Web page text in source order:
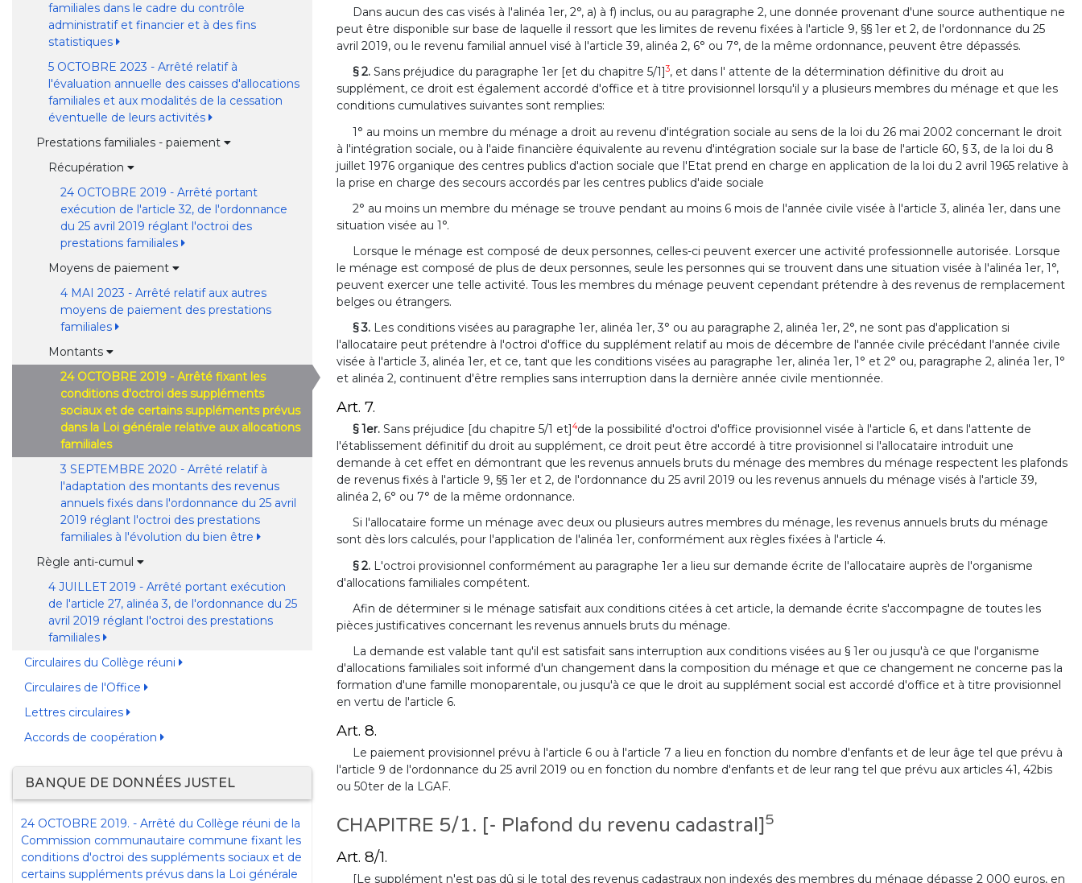
familiales dans le cadre du contrôle
administratif et financier et à des fins
statistiques
5 OCTOBRE 2023 - Arrêté relatif à
l'évaluation annuelle des caisses d'allocations
familiales et aux modalités de la cessation
éventuelle de leurs activités
Prestations familiales - paiement
Récupération
24 OCTOBRE 2019 - Arrêté portant
exécution de l'article 32, de l'ordonnance
du 25 avril 2019 réglant l'octroi des
prestations familiales
Moyens de paiement
4 MAI 2023 - Arrêté relatif aux autres
moyens de paiement des prestations
familiales
Montants
24 OCTOBRE 2019 - Arrêté fixant les
conditions d'octroi des suppléments
sociaux et de certains suppléments prévus
dans la Loi générale relative aux allocations
familiales
3 SEPTEMBRE 2020 - Arrêté relatif à
l'adaptation des montants des revenus
annuels fixés dans l'ordonnance du 25 avril
2019 réglant l'octroi des prestations
familiales à l'évolution du bien être
Règle anti-cumul
4 JUILLET 2019 - Arrêté portant exécution
de l'article 27, alinéa 3, de l'ordonnance du 25
avril 2019 réglant l'octroi des prestations
familiales
Circulaires du Collège réuni
Circulaires de l'Office
Lettres circulaires
Accords de coopération
BANQUE DE DONNÉES JUSTEL
24 OCTOBRE 2019. - Arrêté du Collège réuni de la
Commission communautaire commune fixant les
conditions d'octroi des suppléments sociaux et de
certains suppléments prévus dans la Loi générale
Dans aucun des cas visés à l'alinéa 1er, 2°, a) à f) inclus, ou au paragraphe 2, une donnée provenant d'une source authentique ne
peut être disponible sur base de laquelle il ressort que les limites de revenu fixées à l'article 9, §§ 1er et 2, de l'ordonnance du 25
avril 2019, ou le revenu familial annuel visé à l'article 39, alinéa 2, 6° ou 7°, de la même ordonnance, peuvent être dépassés.
§ 2. Sans préjudice du paragraphe 1er [et du chapitre 5/1]3, et dans l' attente de la détermination définitive du droit au
supplément, ce droit est également accordé d'office et à titre provisionnel lorsqu'il y a plusieurs membres du ménage et que les
conditions cumulatives suivantes sont remplies:
1° au moins un membre du ménage a droit au revenu d'intégration sociale au sens de la loi du 26 mai 2002 concernant le droit
à l'intégration sociale, ou à l'aide financière équivalente au revenu d'intégration sociale sur la base de l'article 60, § 3, de la loi du 8
juillet 1976 organique des centres publics d'action sociale que l'Etat prend en charge en application de la loi du 2 avril 1965 relative à
la prise en charge des secours accordés par les centres publics d'aide sociale
2° au moins un membre du ménage se trouve pendant au moins 6 mois de l'année civile visée à l'article 3, alinéa 1er, dans une
situation visée au 1°.
Lorsque le ménage est composé de deux personnes, celles-ci peuvent exercer une activité professionnelle autorisée. Lorsque
le ménage est composé de plus de deux personnes, seule les personnes qui se trouvent dans une situation visée à l'alinéa 1er, 1°,
peuvent exercer une telle activité. Tous les membres du ménage peuvent cependant prétendre à des revenus de remplacement
belges ou étrangers.
§ 3. Les conditions visées au paragraphe 1er, alinéa 1er, 3° ou au paragraphe 2, alinéa 1er, 2°, ne sont pas d'application si
l'allocataire peut prétendre à l'octroi d'office du supplément relatif au mois de décembre de l'année civile précédant l'année civile
visée à l'article 3, alinéa 1er, et ce, tant que les conditions visées au paragraphe 1er, alinéa 1er, 1° et 2° ou, paragraphe 2, alinéa 1er, 1°
et alinéa 2, continuent d'être remplies sans interruption dans la dernière année civile mentionnée.
Art. 7.
§ 1er. Sans préjudice [du chapitre 5/1 et]4de la possibilité d'octroi d'office provisionnel visée à l'article 6, et dans l'attente de
l'établissement définitif du droit au supplément, ce droit peut être accordé à titre provisionnel si l'allocataire introduit une
demande à cet effet en démontrant que les revenus annuels bruts du ménage des membres du ménage respectent les plafonds
de revenus fixés à l'article 9, §§ 1er et 2, de l'ordonnance du 25 avril 2019 ou les revenus annuels du ménage visés à l'article 39,
alinéa 2, 6° ou 7° de la même ordonnance.
Si l'allocataire forme un ménage avec deux ou plusieurs autres membres du ménage, les revenus annuels bruts du ménage
sont dès lors calculés, pour l'application de l'alinéa 1er, conformément aux règles fixées à l'article 4.
§ 2. L'octroi provisionnel conformément au paragraphe 1er a lieu sur demande écrite de l'allocataire auprès de l'organisme
d'allocations familiales compétent.
Afin de déterminer si le ménage satisfait aux conditions citées à cet article, la demande écrite s'accompagne de toutes les
pièces justificatives concernant les revenus annuels bruts du ménage.
La demande est valable tant qu'il est satisfait sans interruption aux conditions visées au § 1er ou jusqu'à ce que l'organisme
d'allocations familiales soit informé d'un changement dans la composition du ménage et que ce changement ne concerne pas la
formation d'une famille monoparentale, ou jusqu'à ce que le droit au supplément social est accordé d'office et à titre provisionnel
en vertu de l'article 6.
Art. 8.
Le paiement provisionnel prévu à l'article 6 ou à l'article 7 a lieu en fonction du nombre d'enfants et de leur âge tel que prévu à
l'article 9 de l'ordonnance du 25 avril 2019 ou en fonction du nombre d'enfants et de leur rang tel que prévu aux articles 41, 42bis
ou 50ter de la LGAF.
CHAPITRE 5/1. [- Plafond du revenu cadastral]5
Art. 8/1.
[Le supplément n'est pas dû si le total des revenus cadastraux non indexés des membres du ménage dépasse 2 000 euros, en